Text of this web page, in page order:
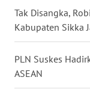
Tak Disangka,
Kabupaten Sikka
PLN Suskes
ASEAN